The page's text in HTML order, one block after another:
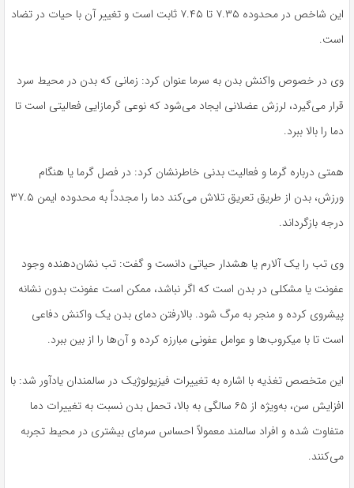
این شاخص در محدوده ۷.۳۵ تا ۷.۴۵ ثابت است و تغییر آن با حیات در تضاد
است.
وی در خصوص واکنش بدن به سرما عنوان کرد: زمانی که بدن در محیط سرد
قرار می‌گیرد، لرزش عضلانی ایجاد می‌شود که نوعی گرمازایی فعالیتی است تا
دما را بالا ببرد.
همتی درباره گرما و فعالیت بدنی خاطرنشان کرد: در فصل گرما یا هنگام
ورزش، بدن از طریق تعریق تلاش می‌کند دما را مجدداً به محدوده ایمن ۳۷.۵
درجه بازگرداند.
وی تب را یک آلارم یا هشدار حیاتی دانست و گفت: تب نشان‌دهنده وجود
عفونت یا مشکلی در بدن است که اگر نباشد، ممکن است عفونت بدون نشانه
پیشروی کرده و منجر به مرگ شود. بالارفتن دمای بدن یک واکنش دفاعی
است تا با میکروب‌ها و عوامل عفونی مبارزه کرده و آن‌ها را از بین ببرد.
این متخصص تغذیه با اشاره به تغییرات فیزیولوژیک در سالمندان یادآور شد: با
افزایش سن، به‌ویژه از ۶۵ سالگی به بالا، تحمل بدن نسبت به تغییرات دما
متفاوت شده و افراد سالمند معمولاً احساس سرمای بیشتری در محیط تجربه
می‌کنند.